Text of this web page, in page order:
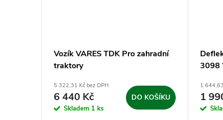
Vozík VARES TDK Pro zahradní
traktory
5 322,31 Kč bez DPH
6 440 Kč
Skladem 1 ks
DO KOŠÍKU
3098
1
1